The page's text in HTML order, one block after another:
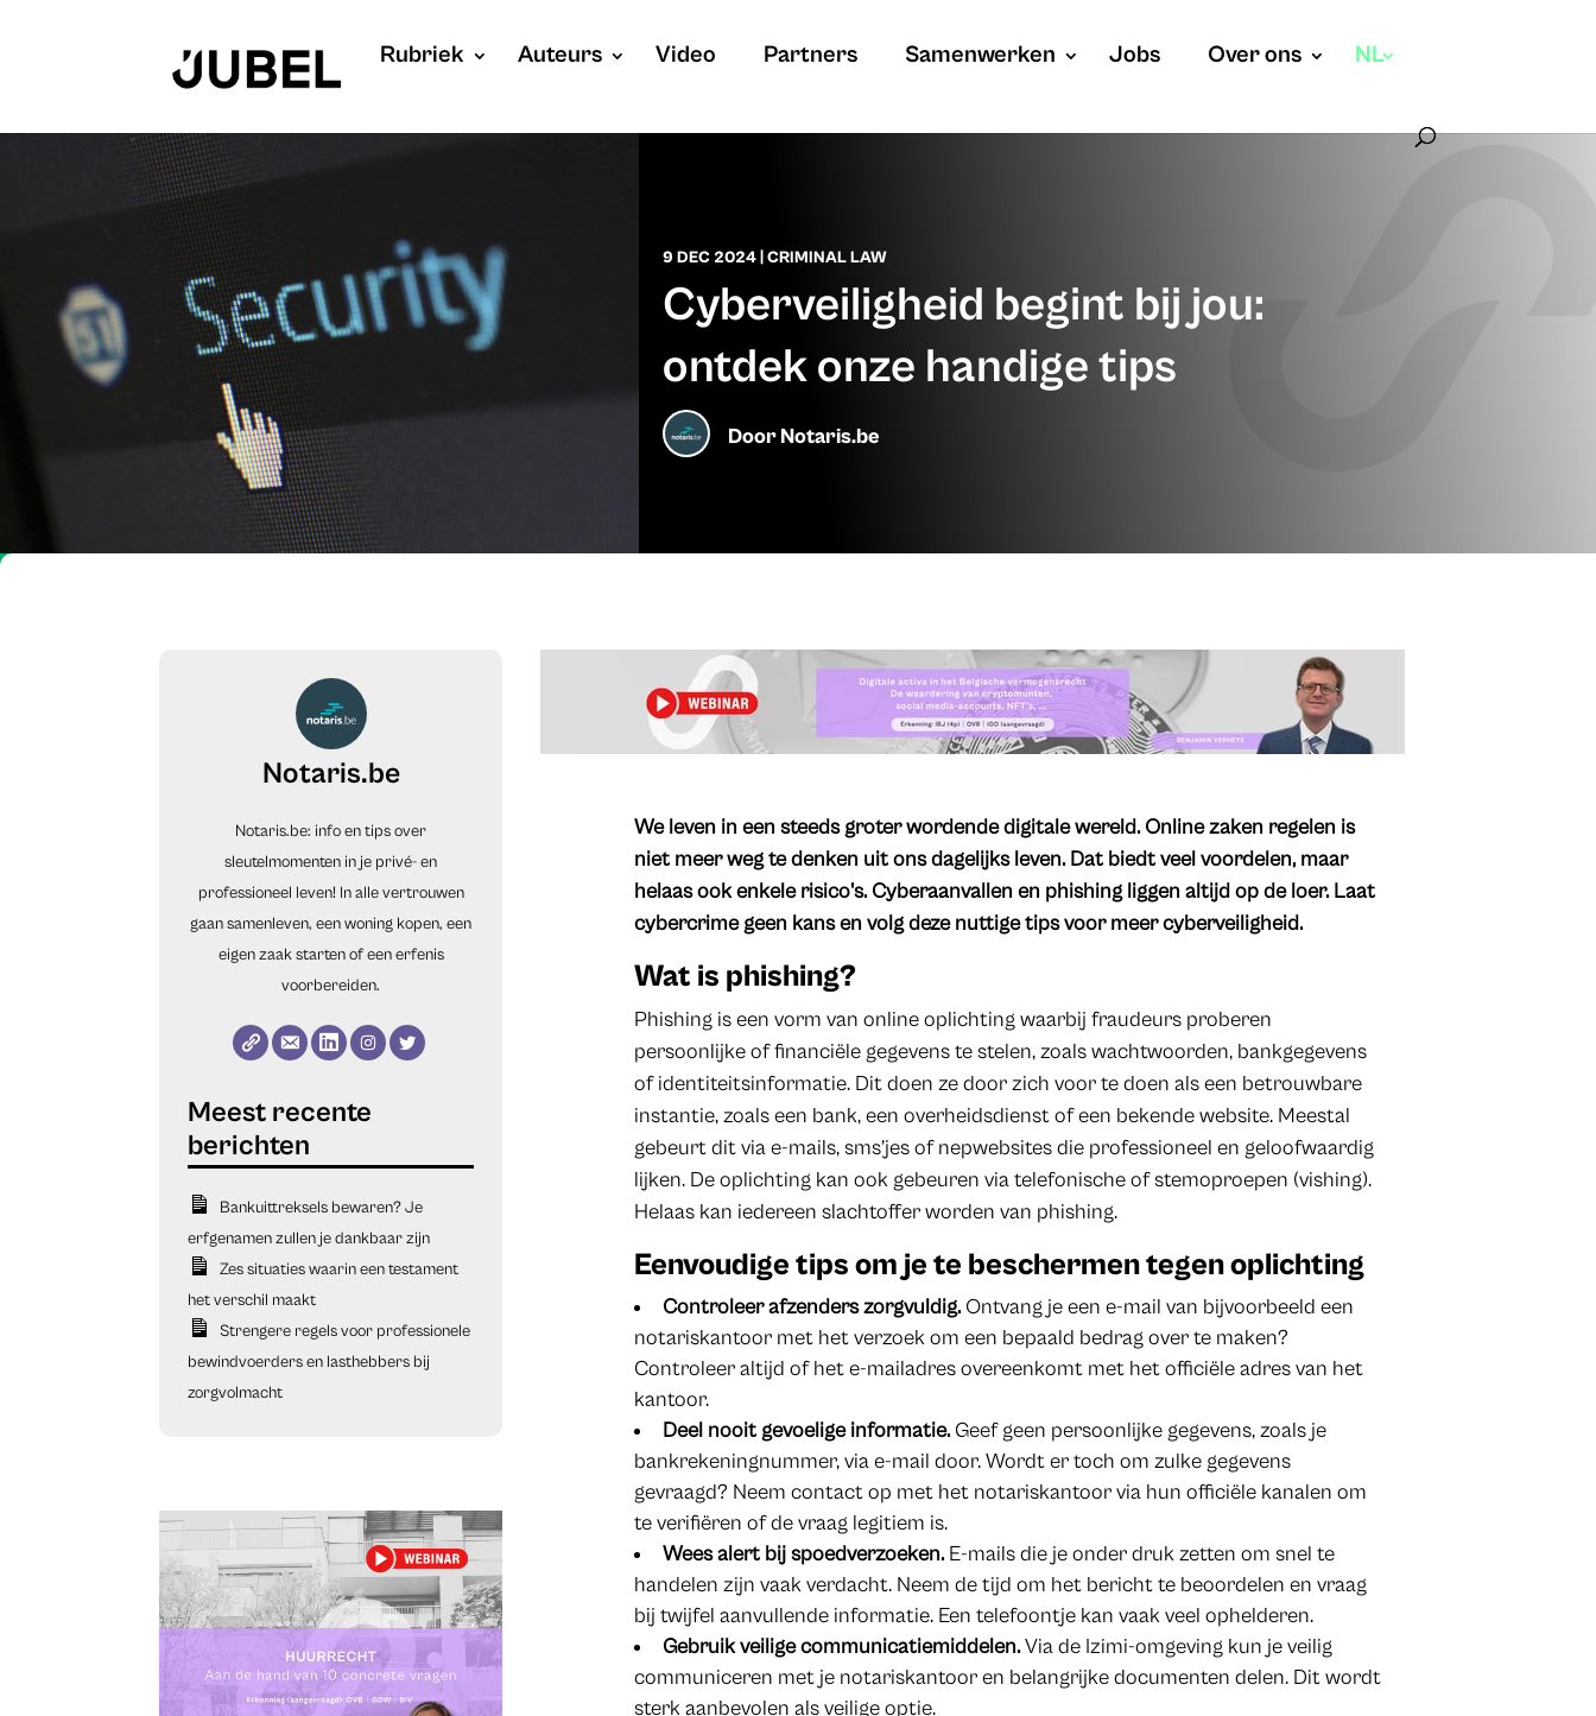
Rubriek Auteurs Video Partners Samenwerken Jobs Over ons NL
9 DEC 2024| CRIMINAL LAW
Cyberveiligheid begint bij jou:
ontdek onze handige tips
DoorNotaris.be
Notaris.be
Notaris.be: info en tips over
sleutelmomenten in je privé- en
professioneel leven! In alle vertrouwen
gaan samenleven, een woning kopen, een
eigen zaak starten of een erfenis
voorbereiden.
Bankuittreksels bewaren? Je
erfgenamen zullen je dankbaar zijn
Zes situaties waarin een testament
het verschil maakt
Strengere regels voor professionele
bewindvoerders en lasthebbers bij
zorgvolmacht
We leven in een steeds groter wordende digitale wereld. Online zaken regelen is
niet meer weg te denken uit ons dagelijks leven. Dat biedt veel voordelen, maar
helaas ook enkele risico's. Cyberaanvallen en phishing liggen altijd op de loer. Laat
cybercrime geen kans en volg deze nuttige tips voor meer cyberveiligheid.
Wat is phishing?
Phishing is een vorm van online oplichting waarbij fraudeurs proberen
persoonlijke of financiële gegevens te stelen, zoals wachtwoorden, bankgegevens
of identiteitsinformatie. Dit doen ze door zich voor te doen als een betrouwbare
instantie, zoals een bank, een overheidsdienst of een bekende website. Meestal
gebeurt dit via e-mails, sms’jes of nepwebsites die professioneel en geloofwaardig
lijken. De oplichting kan ook gebeuren via telefonische of stemoproepen (vishing).
Helaas kan iedereen slachtoffer worden van phishing.
Eenvoudige tips om je te beschermen tegen oplichting
Controleer afzenders zorgvuldig. Ontvang je een e-mail van bijvoorbeeld een
notariskantoor met het verzoek om een bepaald bedrag over te maken?
Controleer altijd of het e-mailadres overeenkomt met het officiële adres van het
kantoor.
Deel nooit gevoelige informatie. Geef geen persoonlijke gegevens, zoals je
bankrekeningnummer, via e-mail door. Wordt er toch om zulke gegevens
gevraagd? Neem contact op met het notariskantoor via hun officiële kanalen om
te verifiëren of de vraag legitiem is.
Wees alert bij spoedverzoeken. E-mails die je onder druk zetten om snel te
handelen zijn vaak verdacht. Neem de tijd om het bericht te beoordelen en vraag
bij twijfel aanvullende informatie. Een telefoontje kan vaak veel ophelderen.
Gebruik veilige communicatiemiddelen.Via de Izimi-omgeving kun je veilig
communiceren met je notariskantoor en belangrijke documenten delen. Dit wordt
sterk aanbevolen als veilige optie.